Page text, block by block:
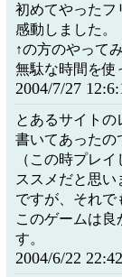
初めてやったフ
感動しました。
↑の方のやって
無駄な時間を使
2004/7/27
とあるサイト
書いてあったの
（この時プレ
ススメだと思
ですが、それで
このゲームは
す。
2004/6/22